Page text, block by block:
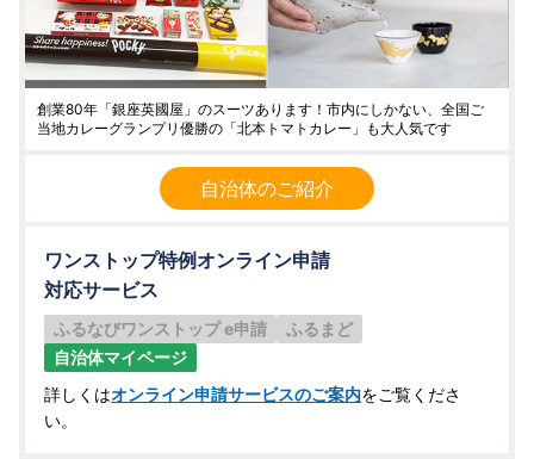
創業80年「銀座英國屋」のスーツあります！市内にしかない、全国ご
当地カレーグランプリ優勝の「北本トマトカレー」も大人気です
自治体のご紹介
ワンストップ特例オンライン申請
対応サービス
ふるなびワンストップ e申請
ふるまど
自治体マイページ
詳しくはオンライン申請サービスのご案内をご覧くださ
い。